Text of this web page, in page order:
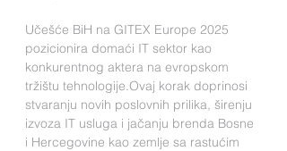
Učešće BiH na GITEX Europe 2025
pozicionira domaći IT sektor kao
konkurentnog aktera na evropskom
tržištu tehnologije.Ovaj korak doprinosi
stvaranju novih poslovnih prilika, širenju
izvoza IT usluga i jačanju brenda Bosne
i Hercegovine kao zemlje sa rastućim